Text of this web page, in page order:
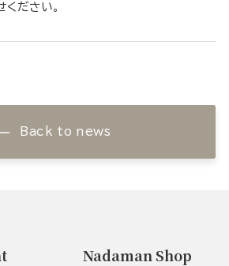
ださい。
Back to news
Nadaman Shop